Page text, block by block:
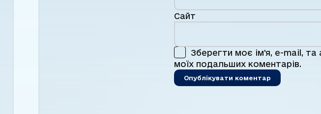
Сайт
Зберегти моє ім'я, e-mail,
моїх подальших коментарів.